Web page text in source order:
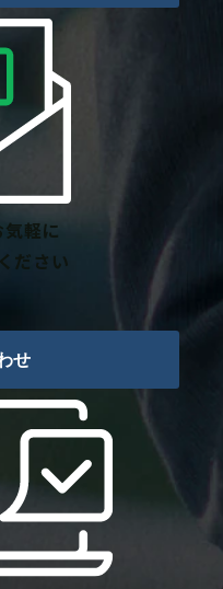
軽に
ださい
せ